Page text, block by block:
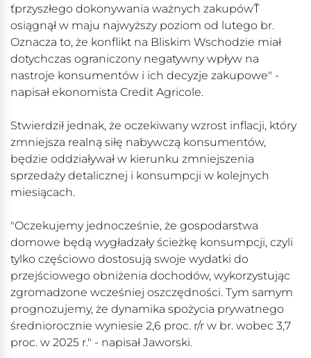
ťprzyszłego dokonywania ważnych zakupówŤ
osiągnął w maju najwyższy poziom od lutego br.
Oznacza to, że konflikt na Bliskim Wschodzie miał
dotychczas ograniczony negatywny wpływ na
nastroje konsumentów i ich decyzje zakupowe" -
napisał ekonomista Credit Agricole.
Stwierdził jednak, że oczekiwany wzrost inflacji, który
zmniejsza realną siłę nabywczą konsumentów,
będzie oddziaływał w kierunku zmniejszenia
sprzedaży detalicznej i konsumpcji w kolejnych
miesiącach.
"Oczekujemy jednocześnie, że gospodarstwa
domowe będą wygładzały ścieżkę konsumpcji, czyli
tylko częściowo dostosują swoje wydatki do
przejściowego obniżenia dochodów, wykorzystując
zgromadzone wcześniej oszczędności. Tym samym
prognozujemy, że dynamika spożycia prywatnego
średniorocznie wyniesie 2,6 proc. r/r w br. wobec 3,7
proc. w 2025 r." - napisał Jaworski.